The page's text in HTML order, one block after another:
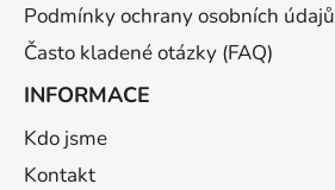
Podmínky ochrany osobních údajů
Často kladené otázky (FAQ)
INFORMACE
Kdo jsme
Kontakt